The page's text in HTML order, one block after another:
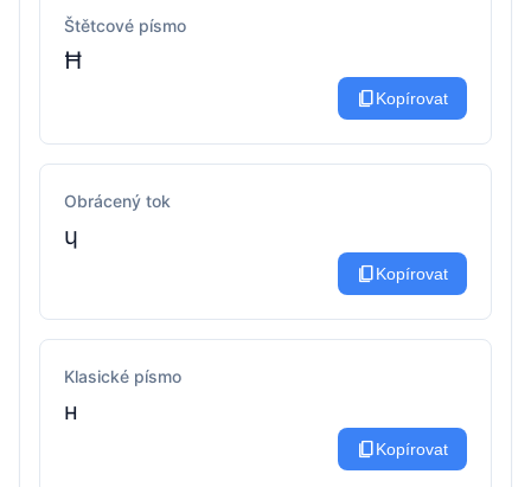
Štětcové písmo
Ħ
content_copyKopírovat
Obrácený tok
ɥ
content_copyKopírovat
Klasické písmo
ʜ
content_copyKopírovat